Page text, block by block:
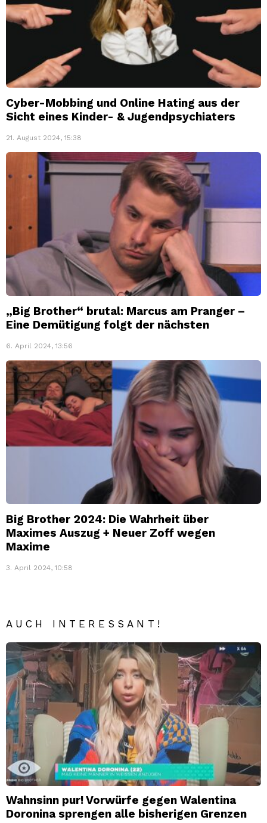
Cyber-Mobbing und Online Hating aus der
Sicht eines Kinder- & Jugendpsychiaters
21. August 2024, 15:38
„Big Brother“ brutal: Marcus am Pranger –
Eine Demütigung folgt der nächsten
6. April 2024, 13:56
Big Brother 2024: Die Wahrheit über
Maximes Auszug + Neuer Zoff wegen
Maxime
3. April 2024, 10:58
AUCH INTERESSANT!
Wahnsinn pur! Vorwürfe gegen Walentina
Doronina sprengen alle bisherigen Grenzen